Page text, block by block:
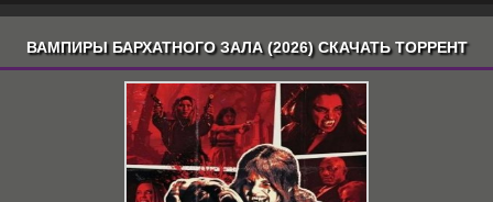
ВАМПИРЫ БАРХАТНОГО ЗАЛА (2026) СКАЧАТЬ ТОРРЕНТ